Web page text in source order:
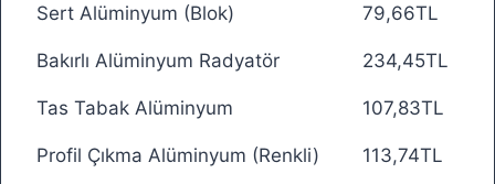
Sert Alüminyum (Blok) 79,66TL
Bakırlı Alüminyum Radyatör 234,45TL
Tas Tabak Alüminyum 107,83TL
Profil Çıkma Alüminyum (Renkli) 113,74TL